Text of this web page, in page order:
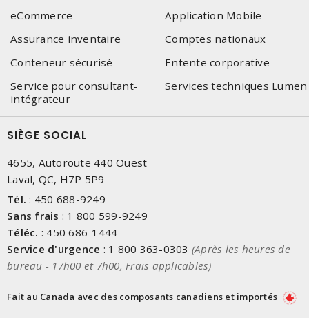
eCommerce
Application Mobile
Assurance inventaire
Comptes nationaux
Conteneur sécurisé
Entente corporative
Service pour consultant-
intégrateur
Services techniques Lumen
SIÈGE SOCIAL
4655, Autoroute 440 Ouest
Laval, QC, H7P 5P9
Tél. : 450 688-9249
Sans frais : 1 800 599-9249
Téléc. : 450 686-1444
Service d'urgence : 1 800 363-0303 (Après les heures de
bureau - 17h00 et 7h00, Frais applicables)
Fait au Canada avec des composants canadiens et importés